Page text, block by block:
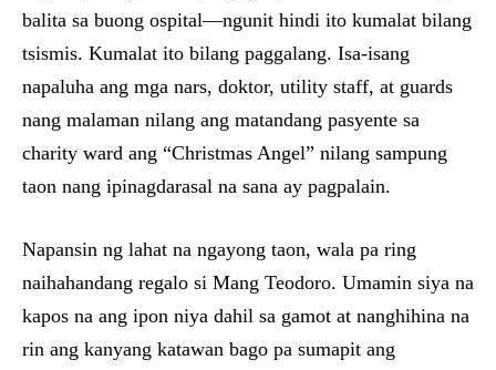
balita sa buong ospital—ngunit hindi ito kumalat bilang
tsismis. Kumalat ito bilang paggalang. Isa-isang
napaluha ang mga nars, doktor, utility staff, at guards
nang malaman nilang ang matandang pasyente sa
charity ward ang “Christmas Angel” nilang sampung
taon nang ipinagdarasal na sana ay pagpalain.
Napansin ng lahat na ngayong taon, wala pa ring
naihahandang regalo si Mang Teodoro. Umamin siya na
kapos na ang ipon niya dahil sa gamot at nanghihina na
rin ang kanyang katawan bago pa sumapit ang